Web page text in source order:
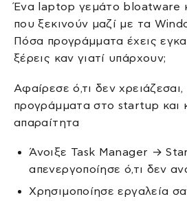
Ένα laptop γεμάτο bloatware
που ξεκινούν μαζί με τα
Πόσα προγράμματα έχεις
ξέρεις καν γιατί υπάρχουν;
Αφαίρεσε ό,τι δεν
προγράμματα στο startup και
απαραίτητα
Άνοιξε Task Manager →
απενεργοποίησε ό,τι δεν
Χρησιμοποίησε εργαλεία